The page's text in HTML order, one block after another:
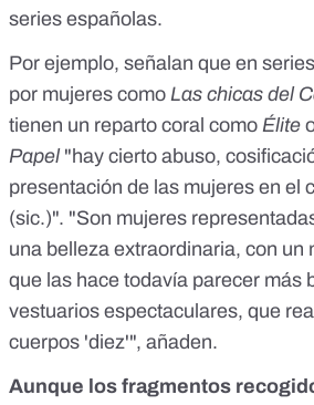
series españolas.
Por ejemplo, señalan que en
por mujeres como Las chicas del
tienen un reparto coral como Élite
Papel"hay cierto abuso,
presentación de las mujeres en el
(sic.)". "Son mujeres
una belleza extraordinaria, con un
que las hace todavía parecer más
vestuarios espectaculares, que
cuerpos 'diez'", añaden.
Aunque los fragmentos